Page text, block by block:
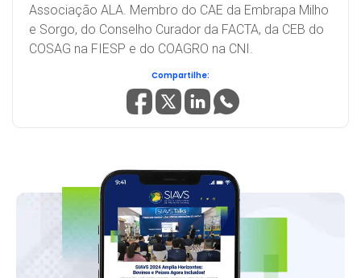
Associação ALA. Membro do CAE da Embrapa Milho
e Sorgo, do Conselho Curador da FACTA, da CEB do
COSAG na FIESP e do COAGRO na CNI.
Compartilhe: